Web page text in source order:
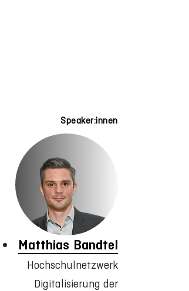
Speaker:innen
Matthias Bandtel
Hochschulnetzwerk
Digitalisierung der